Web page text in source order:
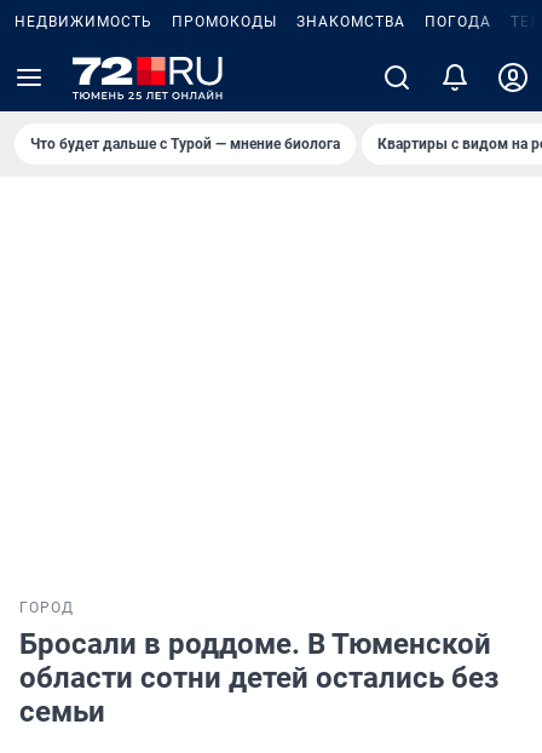
НЕДВИЖИМОСТЬ ПРОМОКОДЫ ЗНАКОМСТВА ПОГОДА
Что будет дальше с Турой — мнение биолога Квартиры с видом на
ГОРОД
Бросали в роддоме. В Тюменской
области сотни детей остались без
семьи